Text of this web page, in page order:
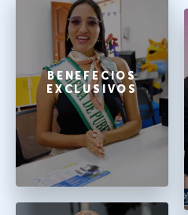
BENEFECIOS
EXCLUSIVOS